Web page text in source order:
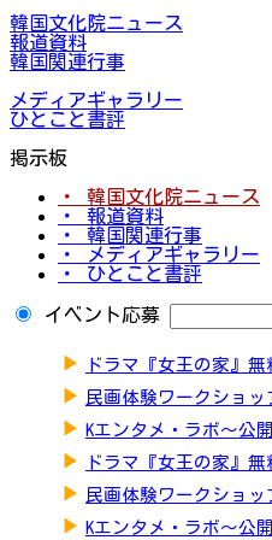
韓国文化院ニュース
報道資料
韓国関連行事
メディアギャラリー
ひとこと書評
掲示板
・ 韓国文化院ニュース
・ 報道資料
・ 韓国関連行事
・ メディアギャラリー
・ ひとこと書評
イベント応募
▶ ドラマ『女王の家』
▶ 民画体験ワークショ
▶ Kエンタメ・ラボ～公
▶ ドラマ『女王の家』
▶ 民画体験ワークショ
▶ Kエンタメ・ラボ～公